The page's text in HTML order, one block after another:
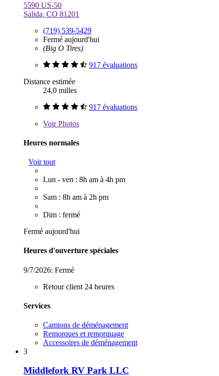
5590 US-50
Salida, CO 81201
(719) 539-5429
Fermé aujourd'hui
(Big O Tires)
917 évaluations
Distance estimée
24,0 milles
917 évaluations
VoirPhotos
Heures normales
Voir tout
Lun - ven : 8h am à 4h pm
Sam : 8h am à 2h pm
Dim : fermé
Fermé aujourd'hui
Heures d'ouverture spéciales
9/7/2026: Fermé
Retour client 24 heures
Services
Camions de déménagement
Remorques et remorquage
Accessoires de déménagement
3
Middlefork RV Park LLC